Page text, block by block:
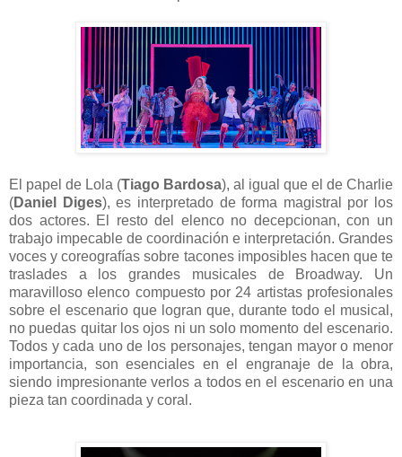
El papel de Lola (Tiago Bardosa), al igual que el de Charlie
(Daniel Diges), es interpretado de forma magistral por los
dos actores. El resto del elenco no decepcionan, con un
trabajo impecable de coordinación e interpretación. Grandes
voces y coreografías sobre tacones imposibles hacen que te
traslades a los grandes musicales de Broadway. Un
maravilloso elenco compuesto por 24 artistas profesionales
sobre el escenario que logran que, durante todo el musical,
no puedas quitar los ojos ni un solo momento del escenario.
Todos y cada uno de los personajes, tengan mayor o menor
importancia, son esenciales en el engranaje de la obra,
siendo impresionante verlos a todos en el escenario en una
pieza tan coordinada y coral.